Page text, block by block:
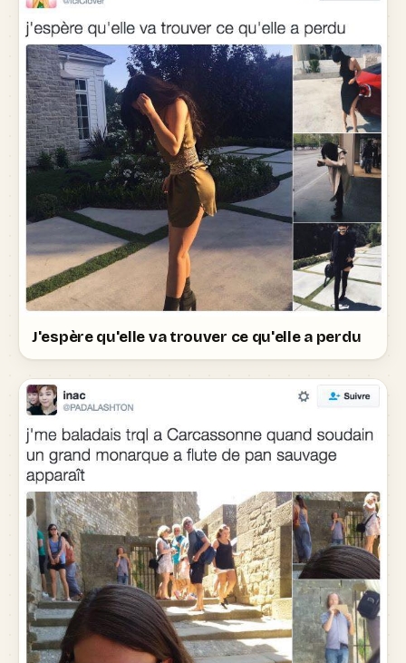
J'espère qu'elle va trouver ce qu'elle a perdu